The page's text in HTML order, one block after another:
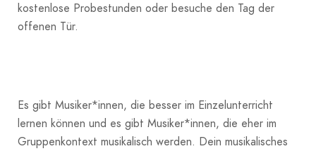
kostenlose Probestunden oder besuche den Tag der
offenen Tür.
Es gibt Musiker*innen, die besser im Einzelunterricht
lernen können und es gibt Musiker*innen, die eher im
Gruppenkontext musikalisch werden. Dein musikalisches